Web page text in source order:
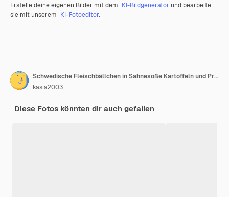
Erstelle deine eigenen Bilder mit dem KI-Bildgenerator und bearbeite
sie mit unserem KI-Fotoeditor.
Schwedische Fleischbällchen in Sahnesoße Kartoffeln und Preiselbeersoße in Schüssel auf Schieferstein oder Betonhintergründe Schwedische Küche Köstliche cremige Kartoffelpüree Draufsicht
kasia2003
Diese Fotos könnten dir auch gefallen